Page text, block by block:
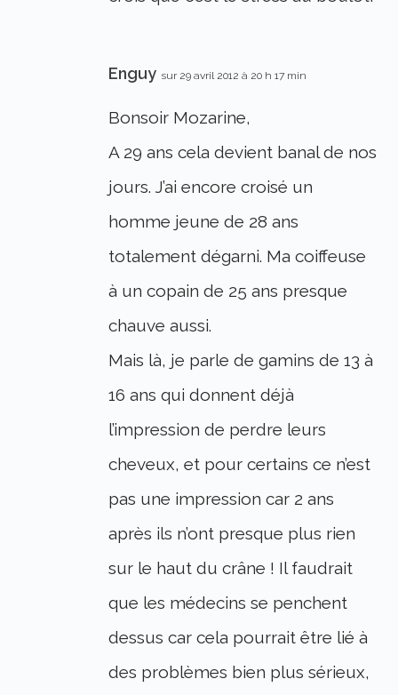
Enguy sur 29 avril 2012 à 20 h 17 min
Bonsoir Mozarine,
A 29 ans cela devient banal de nos
jours. J’ai encore croisé un
homme jeune de 28 ans
totalement dégarni. Ma coiffeuse
à un copain de 25 ans presque
chauve aussi.
Mais là, je parle de gamins de 13 à
16 ans qui donnent déjà
l’impression de perdre leurs
cheveux, et pour certains ce n’est
pas une impression car 2 ans
après ils n’ont presque plus rien
sur le haut du crâne ! Il faudrait
que les médecins se penchent
dessus car cela pourrait être lié à
des problèmes bien plus sérieux,